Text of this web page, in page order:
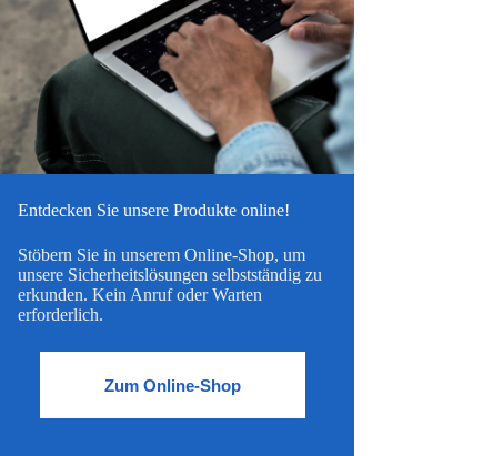
Entdecken Sie unsere Produkte online!
Stöbern Sie in unserem Online-Shop, um
unsere Sicherheitslösungen selbstständig zu
erkunden. Kein Anruf oder Warten
erforderlich.
Zum Online-Shop